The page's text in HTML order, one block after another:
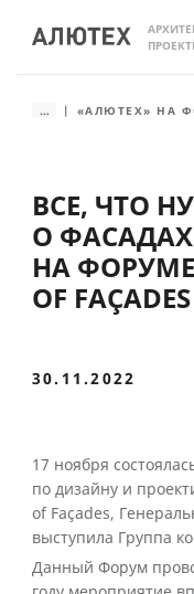
... «АЛЮТЕХ» НА
ВСЕ, ЧТО
О
НА ФОРУМЕ
OF
30.11.2022
17 ноября
по дизайну и
of Façades,
выступила Группа
Данный Форум